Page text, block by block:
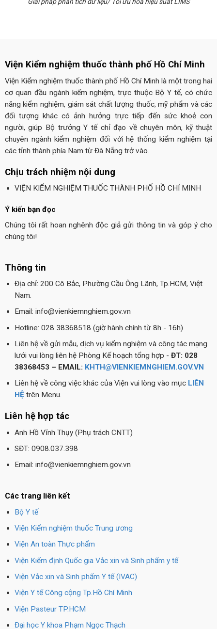
Giải pháp phân tích dữ liệu/ Tối ưu hóa hiệu suất LIMS
Viện Kiểm nghiệm thuốc thành phố Hồ Chí Minh
Viện Kiểm nghiệm thuốc thành phố Hồ Chí Minh là một trong hai
cơ quan đầu ngành kiểm nghiệm, trực thuộc Bộ Y tế, có chức
năng kiểm nghiệm, giám sát chất lượng thuốc, mỹ phẩm và các
đối tượng khác có ảnh hưởng trực tiếp đến sức khoẻ con
người, giúp Bộ trưởng Y tế chỉ đạo về chuyên môn, kỹ thuật
chuyên ngành kiểm nghiệm đối với hệ thống kiểm nghiệm tại
các tỉnh thành phía Nam từ Đà Nẵng trở vào.
Chịu trách nhiệm nội dung
VIỆN KIỂM NGHIỆM THUỐC THÀNH PHỐ HỒ CHÍ MINH
Ý kiến bạn đọc
Chúng tôi rất hoan nghênh độc giả gửi thông tin và góp ý cho
chúng tôi!
Thông tin
Địa chỉ: 200 Cô Bắc, Phường Cầu Ông Lãnh, Tp.HCM, Việt
Nam.
Email: info@vienkiemnghiem.gov.vn
Hotline: 028 38368518 (giờ hành chính từ 8h - 16h)
Liên hệ về gửi mẫu, dịch vụ kiểm nghiệm và công tác mạng
lưới vui lòng liên hệ Phòng Kế hoạch tổng hợp - ĐT: 028
38368453 – EMAIL: KHTH@VIENKIEMNGHIEM.GOV.VN
Liên hệ về công việc khác của Viện vui lòng vào mục LIÊN
HỆtrên Menu.
Liên hệ hợp tác
Anh Hồ Vĩnh Thụy (Phụ trách CNTT)
SĐT: 0908.037.398
Email: info@vienkiemnghiem.gov.vn
Các trang liên kết
Bộ Y tế
Viện Kiểm nghiệm thuốc Trung ương
Viện An toàn Thực phẩm
Viện Kiểm định Quốc gia Vắc xin và Sinh phẩm y tế
Viện Vắc xin và Sinh phẩm Y tế (IVAC)
Viện Y tế Công cộng Tp.Hồ Chí Minh
Viện Pasteur TP.HCM
Đại học Y khoa Phạm Ngọc Thạch